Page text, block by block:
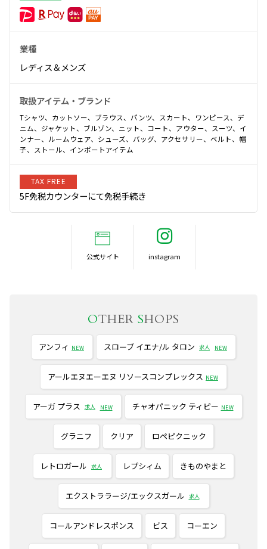
業種
レディス＆メンズ
取扱アイテム・ブランド
Tシャツ、カットソー、ブラウス、パンツ、スカート、ワンピース、デ
ニム、ジャケット、ブルゾン、ニット、コート、アウター、スーツ、イ
ンナー、ルームウェア、シューズ、バッグ、アクセサリー、ベルト、帽
子、ストール、インポートアイテム
TAX FREE
5F免税カウンターにて免税手続き
公式サイト
OTHER SHOPS
アンフィ NEW スローブ イエナ/ル タロン 求人 NEW
アールエヌエーエヌ リソースコンプレックス NEW
アーガ プラス 求人 NEW チャオパニック ティピー NEW
グラニフ クリア ロペピクニック
レトロガール 求人 レプシィム きものやまと
エクストララージ/エックスガール 求人
コールアンドレスポンス ビス コーエン